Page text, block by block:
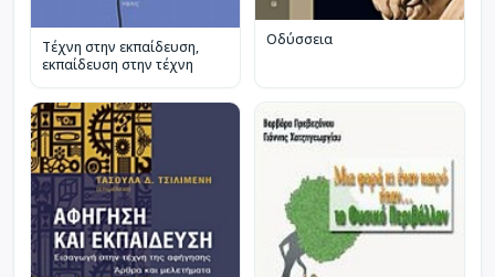
Τέχνη στην εκπαίδευση,
εκπαίδευση στην τέχνη
Οδύσσεια